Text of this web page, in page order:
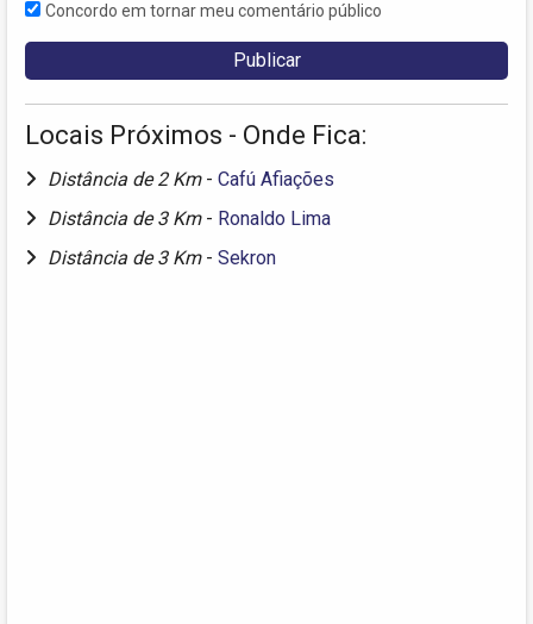
Concordo em tornar meu comentário público
Locais Próximos - Onde Fica:
Distância de 2 Km - Cafú Afiações
Distância de 3 Km - Ronaldo Lima
Distância de 3 Km - Sekron